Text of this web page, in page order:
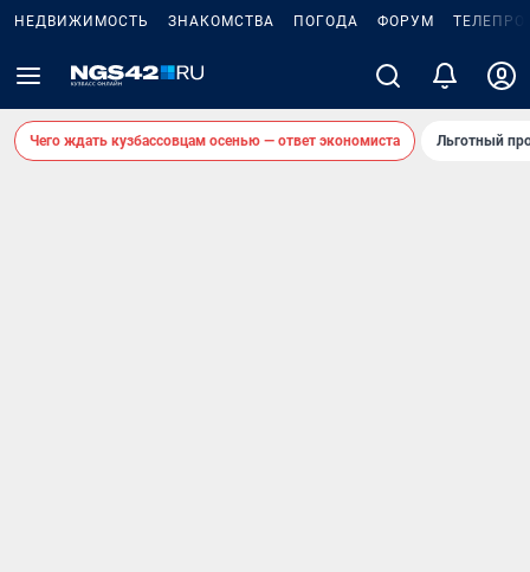
НЕДВИЖИМОСТЬ ЗНАКОМСТВА ПОГОДА ФОРУМ
Чего ждать кузбассовцам осенью — ответ экономиста Льготный